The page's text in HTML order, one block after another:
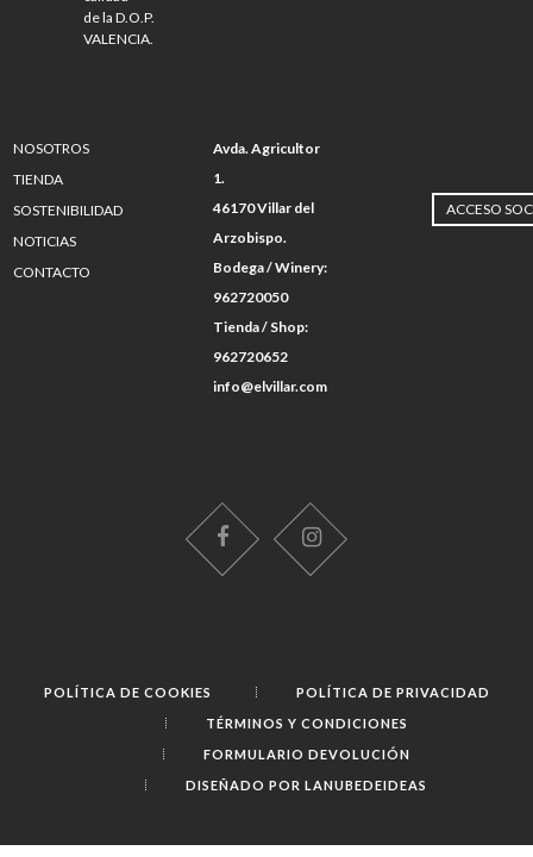
de la D.O.P.
VALENCIA.
NOSOTROS
TIENDA
SOSTENIBILIDAD
NOTICIAS
CONTACTO
Avda. Agricultor
1.
46170 Villar del
Arzobispo.
Bodega / Winery:
962720050
Tienda / Shop:
962720652
info@elvillar.com
ACCESO
POLÍTICA DE COOKIES
POLÍTICA DE PRIVACIDAD
TÉRMINOS Y CONDICIONES
FORMULARIO DEVOLUCIÓN
DISEÑADO POR LANUBEDEIDEAS